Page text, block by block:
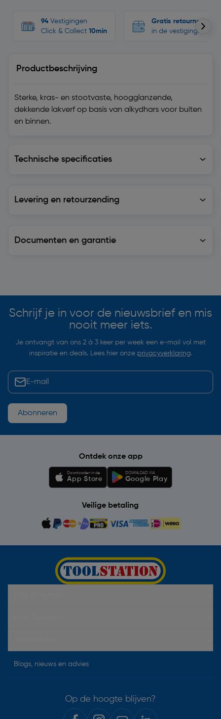
94 Vestigingen
Click & Collect 10min
Gratis retourneren
in de vestigingen
Productbeschrijving
Sterke, kras- en stootvaste, hoogglanzende,
dekkende lakverf op basis van alkydhars voor buiten
en binnen.
Technische specificaties
Levering en retourzending
Documenten en garantie
Schrijf je in voor de nieuwsbrief en mis
nooit meer iets.
Je ontvangt van ons 2 à 3 keer per week een e-mail vol met
inspiratie en deals. Lees hier onze privacyverklaring.
Abonneren
Ontdek onze app
Downloaden in de
App Store
DOWNLOAD VIA
Google Play
Veilige betaling
Blogs, nieuws en advies
Op de hoogte blijven?